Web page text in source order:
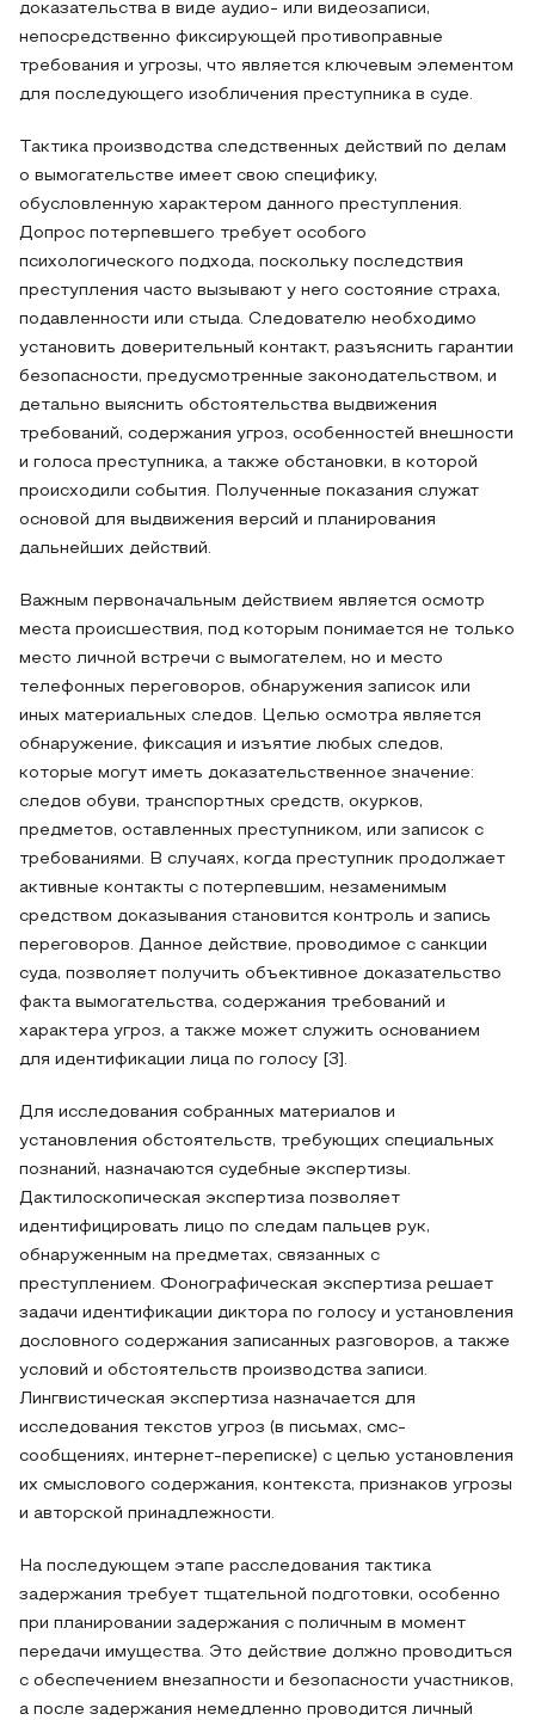
доказательства в виде аудио- или видеозаписи,
непосредственно фиксирующей противоправные
требования и угрозы, что является ключевым элементом
для последующего изобличения преступника в суде.
Тактика производства следственных действий по делам
о вымогательстве имеет свою специфику,
обусловленную характером данного преступления.
Допрос потерпевшего требует особого
психологического подхода, поскольку последствия
преступления часто вызывают у него состояние страха,
подавленности или стыда. Следователю необходимо
установить доверительный контакт, разъяснить гарантии
безопасности, предусмотренные законодательством, и
детально выяснить обстоятельства выдвижения
требований, содержания угроз, особенностей внешности
и голоса преступника, а также обстановки, в которой
происходили события. Полученные показания служат
основой для выдвижения версий и планирования
дальнейших действий.
Важным первоначальным действием является осмотр
места происшествия, под которым понимается не только
место личной встречи с вымогателем, но и место
телефонных переговоров, обнаружения записок или
иных материальных следов. Целью осмотра является
обнаружение, фиксация и изъятие любых следов,
которые могут иметь доказательственное значение:
следов обуви, транспортных средств, окурков,
предметов, оставленных преступником, или записок с
требованиями. В случаях, когда преступник продолжает
активные контакты с потерпевшим, незаменимым
средством доказывания становится контроль и запись
переговоров. Данное действие, проводимое с санкции
суда, позволяет получить объективное доказательство
факта вымогательства, содержания требований и
характера угроз, а также может служить основанием
для идентификации лица по голосу [3].
Для исследования собранных материалов и
установления обстоятельств, требующих специальных
познаний, назначаются судебные экспертизы.
Дактилоскопическая экспертиза позволяет
идентифицировать лицо по следам пальцев рук,
обнаруженным на предметах, связанных с
преступлением. Фонографическая экспертиза решает
задачи идентификации диктора по голосу и установления
дословного содержания записанных разговоров, а также
условий и обстоятельств производства записи.
Лингвистическая экспертиза назначается для
исследования текстов угроз (в письмах, смс-
сообщениях, интернет-переписке) с целью установления
их смыслового содержания, контекста, признаков угрозы
и авторской принадлежности.
На последующем этапе расследования тактика
задержания требует тщательной подготовки, особенно
при планировании задержания с поличным в момент
передачи имущества. Это действие должно проводиться
с обеспечением внезапности и безопасности участников,
а после задержания немедленно проводится личный